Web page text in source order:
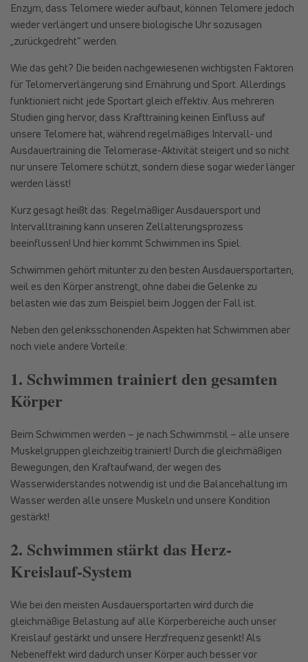
Enzym, dass Telomere wieder aufbaut, können Telomere jedoch
wieder verlängert und unsere biologische Uhr sozusagen
„zurückgedreht“ werden.
Wie das geht? Die beiden nachgewiesenen wichtigsten Faktoren
für Telomerverlängerung sind Ernährung und Sport. Allerdings
funktioniert nicht jede Sportart gleich effektiv. Aus mehreren
Studien ging hervor, dass Krafttraining keinen Einfluss auf
unsere Telomere hat, während regelmäßiges Intervall- und
Ausdauertraining die Telomerase-Aktivität steigert und so nicht
nur unsere Telomere schützt, sondern diese sogar wieder länger
werden lässt!
Kurz gesagt heißt das: Regelmäßiger Ausdauersport und
Intervalltraining kann unseren Zellalterungsprozess
beeinflussen! Und hier kommt Schwimmen ins Spiel.
Schwimmen gehört mitunter zu den besten Ausdauersportarten,
weil es den Körper anstrengt, ohne dabei die Gelenke zu
belasten wie das zum Beispiel beim Joggen der Fall ist.
Neben den gelenksschonenden Aspekten hat Schwimmen aber
noch viele andere Vorteile:
1. Schwimmen trainiert den gesamten
Körper
Beim Schwimmen werden – je nach Schwimmstil – alle unsere
Muskelgruppen gleichzeitig trainiert! Durch die gleichmäßigen
Bewegungen, den Kraftaufwand, der wegen des
Wasserwiderstandes notwendig ist und die Balancehaltung im
Wasser werden alle unsere Muskeln und unsere Kondition
gestärkt!
2. Schwimmen stärkt das Herz-
Kreislauf-System
Wie bei den meisten Ausdauersportarten wird durch die
gleichmäßige Belastung auf alle Körperbereiche auch unser
Kreislauf gestärkt und unsere Herzfrequenz gesenkt! Als
Nebeneffekt wird dadurch unser Körper auch besser vor